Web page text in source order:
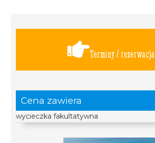
Terminy / rezerwacja
Cena zawiera
wycieczka fakultatywna